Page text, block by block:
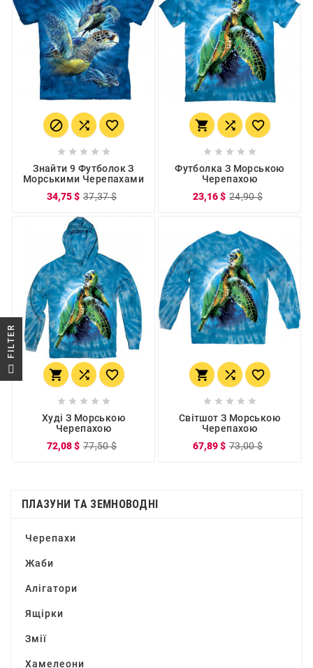
  
    
Знайти 9 Футболок З
Морськими Черепахами
34,75 $ 37,37 $
  
    
Футболка З Морською
Черепахою
23,16 $ 24,90 $
  
    
Худі З Морською
Черепахою
72,08 $ 77,50 $
  
    
Світшот З Морською
Черепахою
67,89 $ 73,00 $
ПЛАЗУНИ ТА ЗЕМНОВОДНІ
Черепахи
Жаби
Алігатори
Ящірки
Змії
Хамелеони
R